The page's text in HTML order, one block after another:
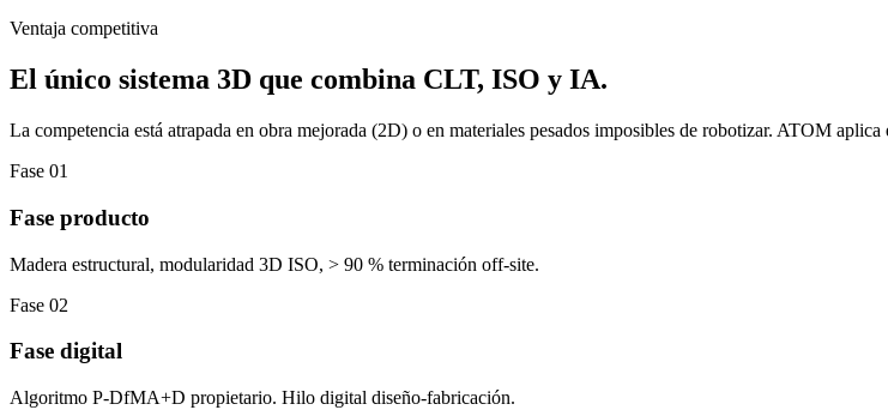
Ventaja competitiva
El único sistema 3D que combina CLT, ISO y IA.
La competencia está atrapada en obra mejorada (2D) o en materiales pesados imposibles de robotizar. ATOM
Fase 01
Fase producto
Madera estructural, modularidad 3D ISO, > 90 % terminación off-site.
Fase 02
Fase digital
Algoritmo P-DfMA+D propietario. Hilo digital diseño-fabricación.